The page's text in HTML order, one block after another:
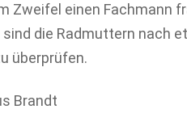
Zweifel einen Fachmann
die Radmuttern nach
überprüfen.
Brandt